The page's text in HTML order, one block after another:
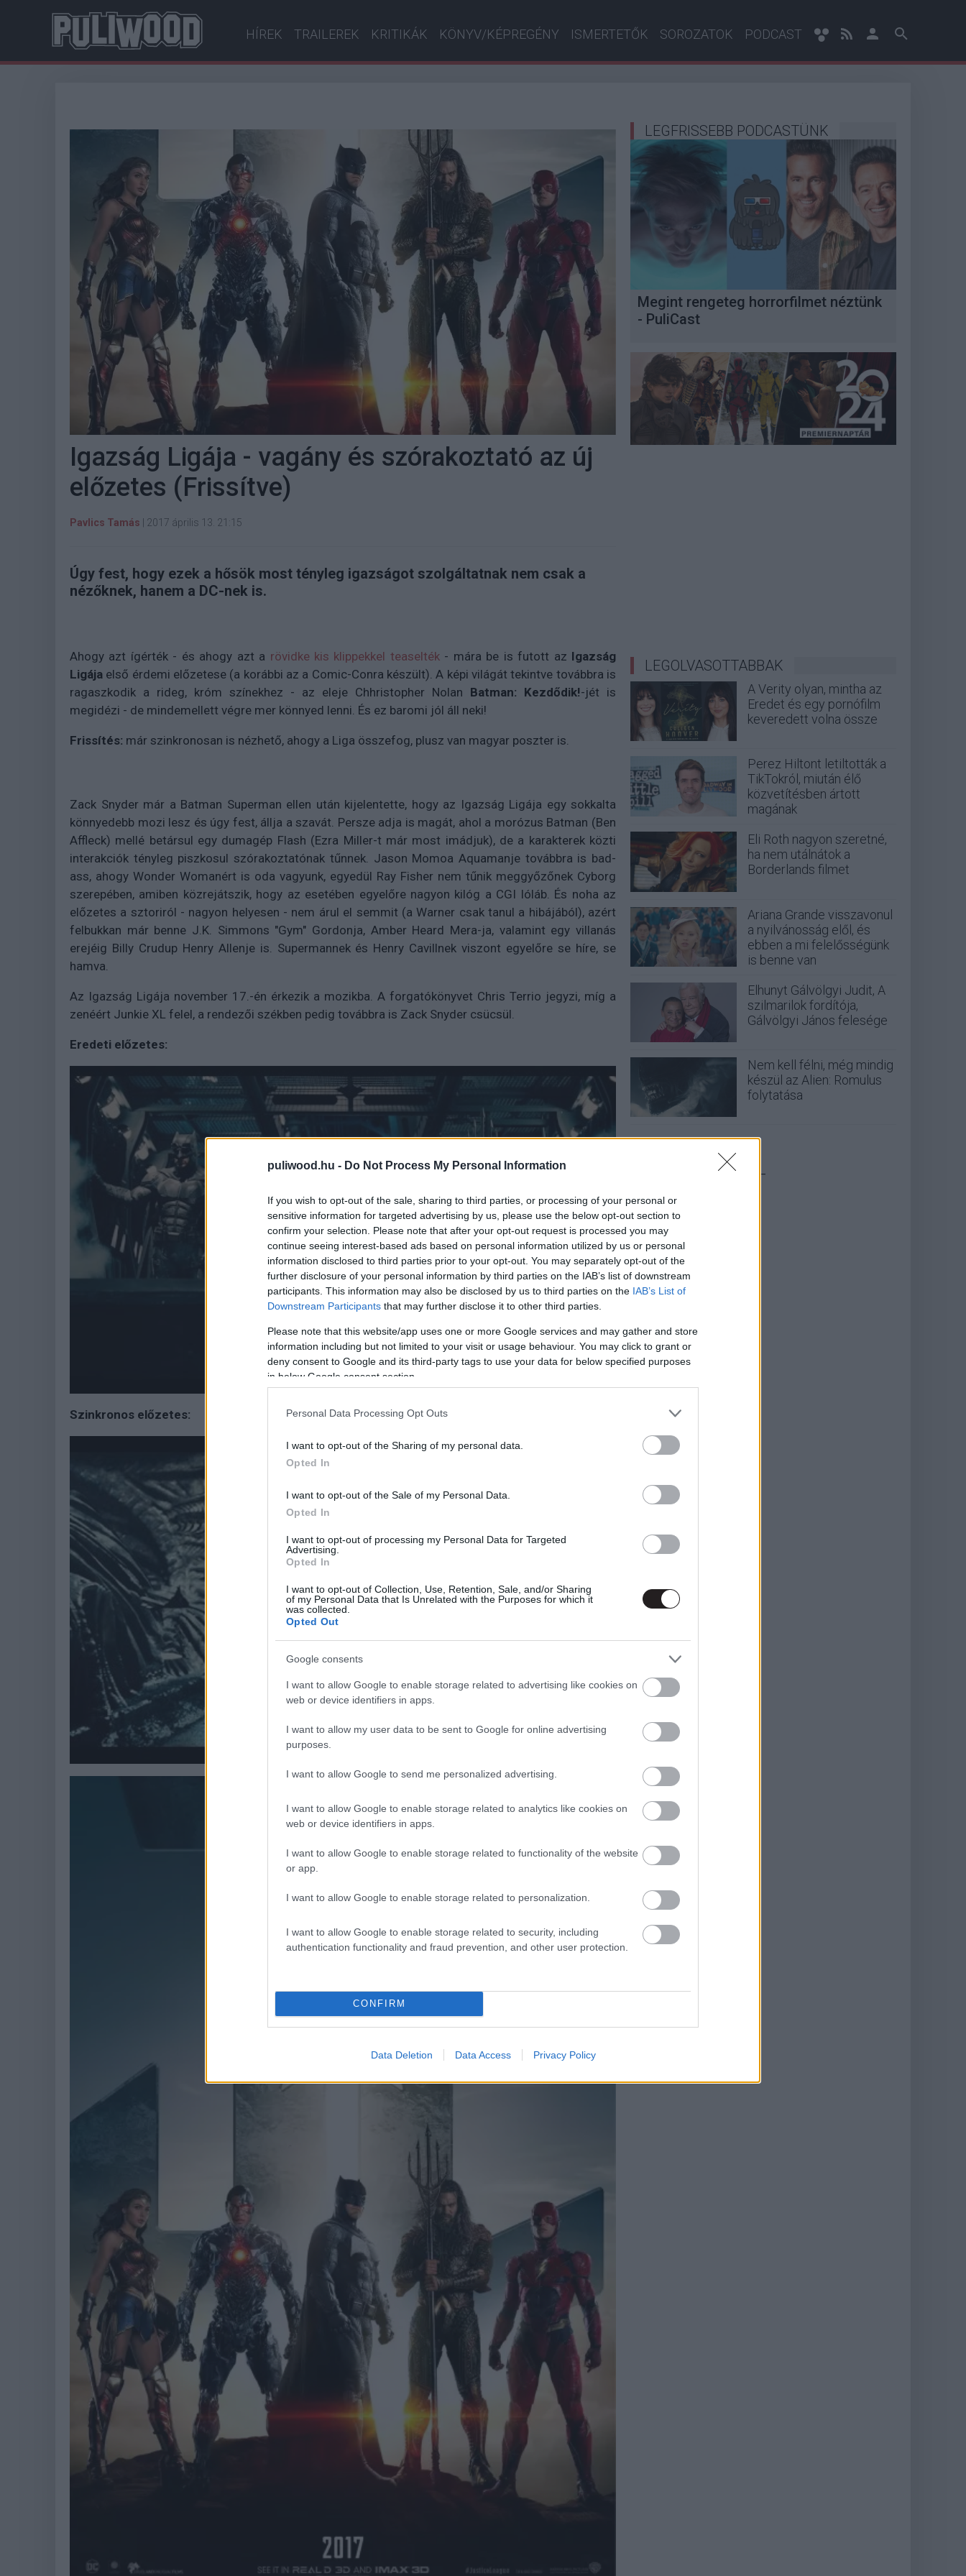
puliwood.hu - Do Not Process My Personal Information
If you wish to opt-out of the sale, sharing to third parties, or processing of your personal or
sensitive information for targeted advertising by us, please use the below opt-out section to
confirm your selection. Please note that after your opt-out request is processed you may
continue seeing interest-based ads based on personal information utilized by us or personal
information disclosed to third parties prior to your opt-out. You may separately opt-out of the
further disclosure of your personal information by third parties on the IAB’s list of downstream
participants. This information may also be disclosed by us to third parties on the IAB’s List of
Downstream Participants that may further disclose it to other third parties.
Please note that this website/app uses one or more Google services and may gather and store
information including but not limited to your visit or usage behaviour. You may click to grant or
deny consent to Google and its third-party tags to use your data for below specified purposes
in below Google consent section.
Personal Data Processing Opt Outs
I want to opt-out of the Sharing of my personal data.
Opted In
I want to opt-out of the Sale of my Personal Data.
Opted In
I want to opt-out of processing my Personal Data for Targeted
Advertising.
Opted In
I want to opt-out of Collection, Use, Retention, Sale, and/or Sharing
of my Personal Data that Is Unrelated with the Purposes for which it
was collected.
Opted Out
Google consents
I want to allow Google to enable storage related to advertising like cookies on
web or device identifiers in apps.
I want to allow my user data to be sent to Google for online advertising
purposes.
I want to allow Google to send me personalized advertising.
I want to allow Google to enable storage related to analytics like cookies on
web or device identifiers in apps.
I want to allow Google to enable storage related to functionality of the website
or app.
I want to allow Google to enable storage related to personalization.
I want to allow Google to enable storage related to security, including
authentication functionality and fraud prevention, and other user protection.
CONFIRM
Data Deletion Data Access Privacy Policy
HÍREK TRAILEREK KRITIKÁK KÖNYV/KÉPREGÉNY ISMERTETŐK SOROZATOK PODCAST
Igazság Ligája - vagány és szórakoztató az új
előzetes (Frissítve)
Pavlics Tamás 2017 április 13. 21:15
Úgy fest, hogy ezek a hősök most tényleg igazságot szolgáltatnak nem csak a
nézőknek, hanem a DC-nek is.
Ahogy azt ígérték - és ahogy azt a rövidke kis klippekkel teaselték- mára be is futott az Igazság
Ligája első érdemi előzetese (a korábbi az a Comic-Conra készült). A képi világát tekintve továbbra is
ragaszkodik a rideg, króm színekhez - az eleje Chhristopher Nolan Batman: Kezdődik!-jét is
megidézi - de mindemellett végre mer könnyed lenni. És ez baromi jól áll neki!
Frissítés: már szinkronosan is nézhető, ahogy a Liga összefog, plusz van magyar poszter is.
Zack Snyder már a Batman Superman ellen után kijelentette, hogy az Igazság Ligája egy sokkalta
könnyedebb mozi lesz és úgy fest, állja a szavát. Persze adja is magát, ahol a morózus Batman (Ben
Affleck) mellé betársul egy dumagép Flash (Ezra Miller-t már most imádjuk), de a karakterek közti
interakciók tényleg piszkosul szórakoztatónak tűnnek. Jason Momoa Aquamanje továbbra is bad-
ass, ahogy Wonder Womanért is oda vagyunk, egyedül Ray Fisher nem tűnik meggyőzőnek Cyborg
szerepében, amiben közrejátszik, hogy az esetében egyelőre nagyon kilóg a CGI lóláb. És noha az
előzetes a sztoriról - nagyon helyesen - nem árul el semmit (a Warner csak tanul a hibájából), azért
felbukkan már benne J.K. Simmons "Gym" Gordonja, Amber Heard Mera-ja, valamint egy villanás
erejéig Billy Crudup Henry Allenje is. Supermannek és Henry Cavillnek viszont egyelőre se híre, se
hamva.
Az Igazság Ligája november 17.-én érkezik a mozikba. A forgatókönyvet Chris Terrio jegyzi, míg a
zenéért Junkie XL felel, a rendezői székben pedig továbbra is Zack Snyder csücsül.
Eredeti előzetes:
Szinkronos előzetes:
LEGFRISSEBB PODCASTÜNK
Megint rengeteg horrorfilmet néztünk
- PuliCast
LEGOLVASOTTABBAK
A Verity olyan, mintha az
Eredet és egy pornófilm
keveredett volna össze
Perez Hiltont letiltották a
TikTokról, miután élő
közvetítésben ártott
magának
Eli Roth nagyon szeretné,
ha nem utálnátok a
Borderlands filmet
Ariana Grande visszavonul
a nyilvánosság elől, és
ebben a mi felelősségünk
is benne van
Elhunyt Gálvölgyi Judit, A
szilmarilok fordítója,
Gálvölgyi János felesége
Nem kell félni, még mindig
készül az Alien: Romulus
folytatása